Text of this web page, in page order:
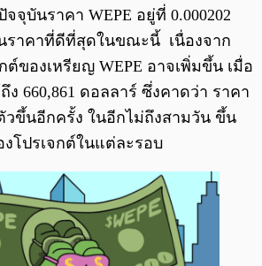
จุบันราคา WEPE อยู่ที่ 0.000202
ราคาที่ดีที่สุดในขณะนี้ เนื่องจาก
ต์ของเหรียญ WEPE อาจเพิ่มขึ้น เมื่อ
660,861 ดอลลาร์ ซึ่งคาดว่า ราคา
วขึ้นอีกครั้ง ในอีกไม่ถึงสามวัน ขึ้น
โปรเจกต์ในแต่ละรอบ